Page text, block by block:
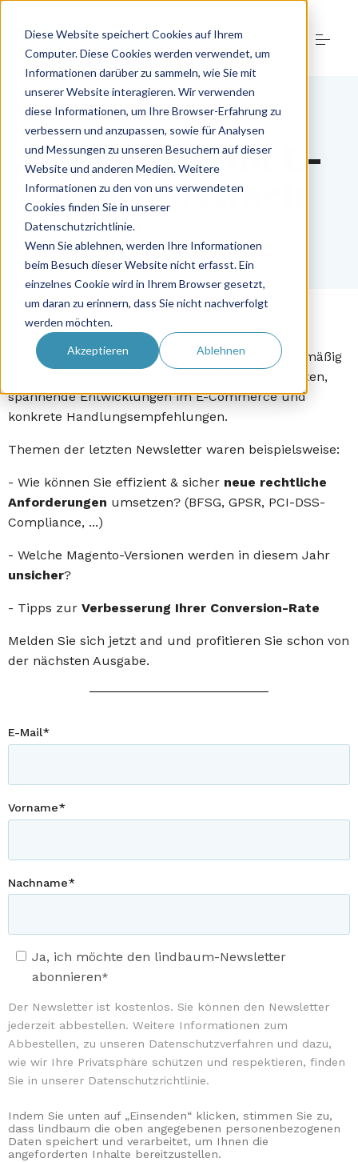
Diese Website speichert Cookies auf Ihrem
Computer. Diese Cookies werden verwendet, um
Informationen darüber zu sammeln, wie Sie mit
unserer Website interagieren. Wir verwenden
diese Informationen, um Ihre Browser-Erfahrung zu
verbessern und anzupassen, sowie für Analysen
und Messungen zu unseren Besuchern auf dieser
Website und anderen Medien. Weitere
Informationen zu den von uns verwendeten
Cookies finden Sie in unserer
Datenschutzrichtlinie.
Wenn Sie ablehnen, werden Ihre Informationen
beim Besuch dieser Website nicht erfasst. Ein
einzelnes Cookie wird in Ihrem Browser gesetzt,
um daran zu erinnern, dass Sie nicht nachverfolgt
werden möchten.
Akzeptieren Ablehnen
Skip
content
+49 (0) 421 - 40 88 67 0
E-Commerce-Lösungen
Google Ads
Recruiting
Kunden
Vorsprung im E-
Mail-Postfach
Unser kostenloser Newsletter bietet Ihnen regelmäßig
wertvolle neue Erkenntnisse von unseren Experten,
spannende Entwicklungen im E-Commerce und
konkrete Handlungsempfehlungen.
Themen der letzten Newsletter waren beispielsweise:
- Wie können Sie effizient & sicher neue rechtliche
Anforderungen umsetzen? (BFSG, GPSR, PCI-DSS-
Compliance, ...)
- Welche Magento-Versionen werden in diesem Jahr
unsicher?
- Tipps zur Verbesserung Ihrer Conversion-Rate
Melden Sie sich jetzt and und profitieren Sie schon von
der nächsten Ausgabe.
E-Mail*
Vorname*
Nachname*
Ja, ich möchte den lindbaum-Newsletter
abonnieren*
Der Newsletter ist kostenlos. Sie können den Newsletter
jederzeit abbestellen. Weitere Informationen zum
Abbestellen, zu unseren Datenschutzverfahren und dazu,
wie wir Ihre Privatsphäre schützen und respektieren, finden
Sie in unserer Datenschutzrichtlinie.
Indem Sie unten auf „Einsenden“ klicken, stimmen Sie zu,
dass lindbaum die oben angegebenen personenbezogenen
Daten speichert und verarbeitet, um Ihnen die
angeforderten Inhalte bereitzustellen.